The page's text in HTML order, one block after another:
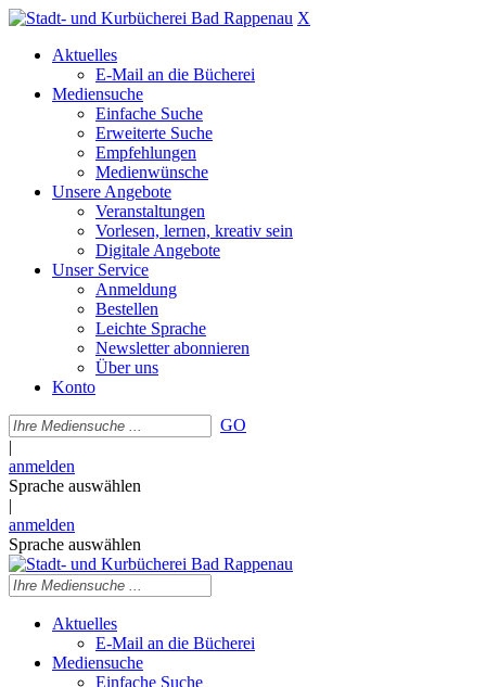
X
Aktuelles
E-Mail an die Bücherei
Mediensuche
Einfache Suche
Erweiterte Suche
Empfehlungen
Medienwünsche
Unsere Angebote
Veranstaltungen
Vorlesen, lernen, kreativ sein
Digitale Angebote
Unser Service
Anmeldung
Bestellen
Leichte Sprache
Newsletter abonnieren
Über uns
Konto
GO
|
anmelden
Sprache auswählen
|
anmelden
Sprache auswählen
Aktuelles
E-Mail an die Bücherei
Mediensuche
Einfache Suche